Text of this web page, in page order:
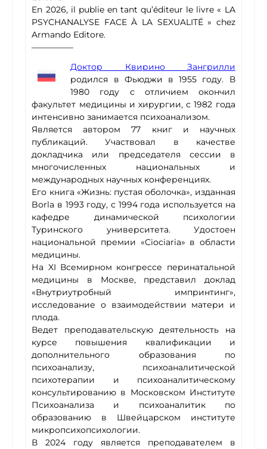
En 2026, il publie en tant qu’éditeur le livre « LA
PSYCHANALYSE FACE À LA SEXUALITÉ » chez
Armando Editore.
—————
Доктор Квирино Зангрилли
родился в Фьюджи в 1955 году. В
1980 году с отличием окончил
факультет медицины и хирургии, с 1982 года
интенсивно занимается психоанализом.
Является автором 77 книг и научных
публикаций. Участвовал в качестве
докладчика или председателя сессии в
многочисленных национальных и
международных научных конференциях.
Его книга «Жизнь: пустая оболочка», изданная
Borla в 1993 году, с 1994 года используется на
кафедре динамической психологии
Туринского университета. Удостоен
национальной премии «Ciociaria» в области
медицины.
На XI Всемирном конгрессе перинатальной
медицины в Москве, представил доклад
«Внутриутробный импринтинг»,
исследование о взаимодействии матери и
плода.
Ведет преподавательскую деятельность на
курсе повышения квалификации и
дополнительного образования по
психоанализу, психоаналитической
психотерапии и психоаналитическому
консультированию в Московском Институте
Психоанализа и психоаналитик по
образованию в Швейцарском институте
микропсихопсихологии.
В 2024 году является преподавателем в